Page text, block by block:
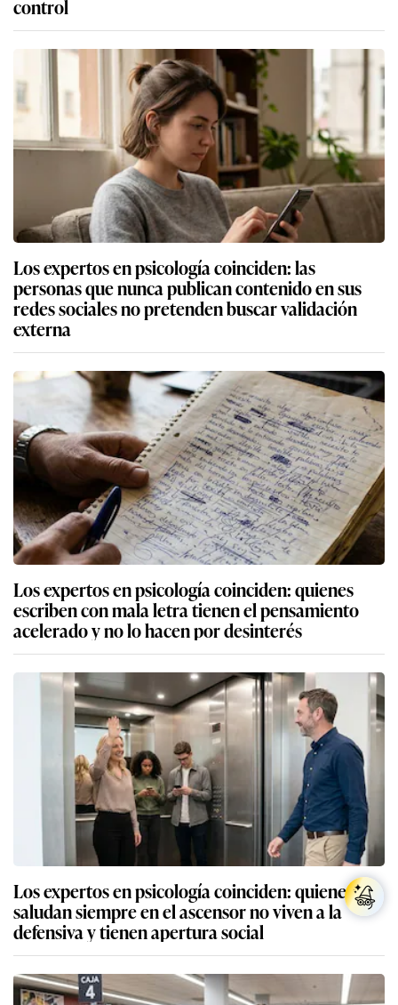
control
Los expertos en psicología coinciden: las
personas que nunca publican contenido en sus
redes sociales no pretenden buscar validación
externa
Los expertos en psicología coinciden: quienes
escriben con mala letra tienen el pensamiento
acelerado y no lo hacen por desinterés
Los expertos en psicología coinciden: quienes
saludan siempre en el ascensor no viven a la
defensiva y tienen apertura social